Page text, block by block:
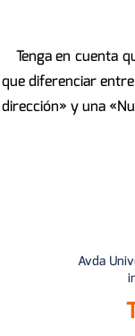
Tenga en cuenta
que diferenciar
dirección» y una
Avda